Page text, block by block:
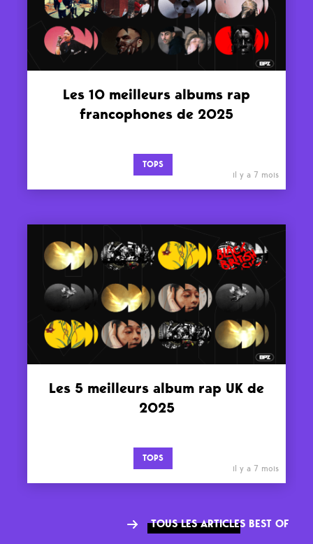
Les 10 meilleurs albums rap
francophones de 2025
TOPS
il y a 7 mois
Les 5 meilleurs album rap UK de
2025
TOPS
il y a 7 mois
TOUS LES ARTICLES BEST OF